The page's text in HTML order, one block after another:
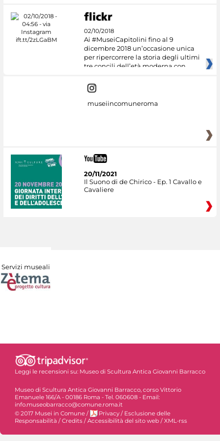
02/10/2018
Ai #MuseiCapitolini fino al 9
dicembre 2018 un’occasione unica
per ripercorrere la storia degli ultimi
tre concili dell’età moderna con
museiincomuneroma
20/11/2021
Il Suono di de Chirico - Ep. 1 Cavallo e
Cavaliere
Servizi museali
Leggi le recensioni su: Museo di Scultura Antica Giovanni Barracco
Museo di Scultura Antica Giovanni Barracco, corso Vittorio
Emanuele 166/A - 00186 Roma - Tel. 060608 - Email:
info.museobarracco@comune.roma.it
© 2017 Musei in Comune / Privacy / Esclusione delle
Responsabilità / Credits / Accessibilità del sito web / XML-rss